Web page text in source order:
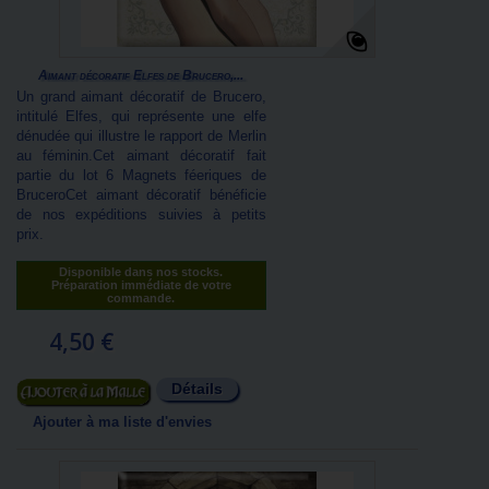
Aimant décoratif Elfes de Brucero,...
Un grand aimant décoratif de Brucero,
intitulé Elfes, qui représente une elfe
dénudée qui illustre le rapport de Merlin
au féminin.Cet aimant décoratif fait
partie du lot 6 Magnets féeriques de
BruceroCet aimant décoratif bénéficie
de nos expéditions suivies à petits
prix.
Disponible dans nos stocks.
Préparation immédiate de votre
commande.
4,50 €
Ajouter au panier Détails
Ajouter à ma liste d'envies